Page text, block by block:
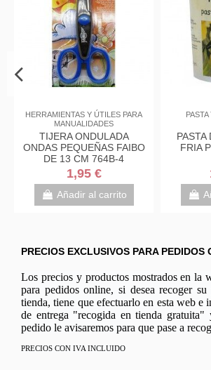
HERRAMIENTAS Y ÚTILES PARA
MANUALIDADES
TIJERA ONDULADA
ONDAS PEQUEÑAS FAIBO
DE 13 CM 764B-4
1,95 €
Añadir al carrito
PASTA
FRIA
PRECIOS EXCLUSIVOS PARA PEDIDOS
Los precios y productos mostrados en la
para pedidos online, si desea recoger su
tienda, tiene que efectuarlo en esta web e
de entrega "recogida en tienda
pedido le avisaremos para que pase a
PRECIOS CON IVA INCLUIDO